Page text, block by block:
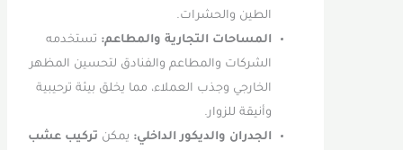
الطين والحشرات.
المساحات التجارية والمطاعم:تستخدمه
الشركات والمطاعم والفنادق لتحسين المظهر
الخارجي وجذب العملاء، مما يخلق بيئة ترحيبية
وأنيقة للزوار.
الجدران والديكور الداخلي:يمكنتركيب عشب